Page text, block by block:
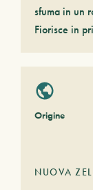
sfuma in un
Fiorisce in
Origine
NUOVA